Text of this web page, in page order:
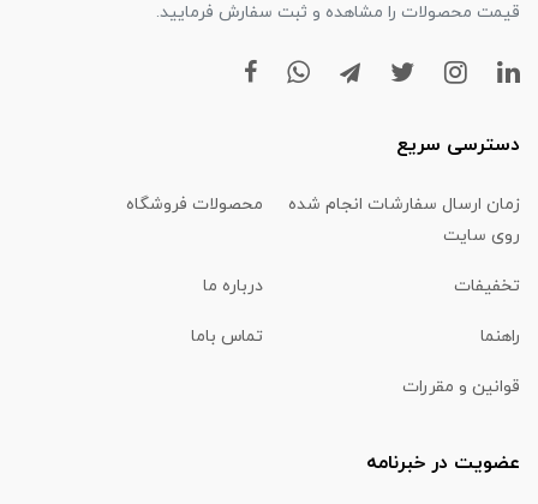
قیمت محصولات را مشاهده و ثبت سفارش فرمایید.
دسترسی سریع
زمان ارسال سفارشات انجام شده
روی سایت
محصولات فروشگاه
تخفیفات درباره ما
راهنما تماس باما
قوانین و مقررات
عضویت در خبرنامه